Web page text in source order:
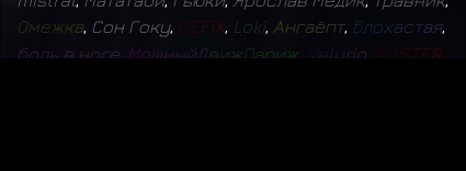
Омежка, Сон Гоку, DEFIX, Loki, Ангаёпт, Блохастая,
боль в ноге МощныйДвижПариж, Velurio FOSTER,